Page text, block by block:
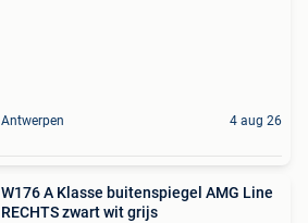
Antwerpen 4 aug 26
W176 A Klasse buitenspiegel AMG Line
RECHTS zwart wit grijs